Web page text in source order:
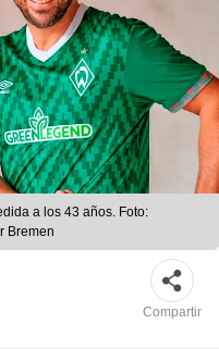
a los 43 años. Foto:
Bremen
Compartir